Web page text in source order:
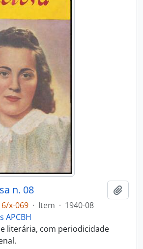
n. 08
x-069 · Item · 1940-08
APCBH
literária, com periodicidade